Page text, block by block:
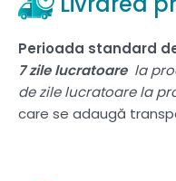
Perioada standard
7 zile lucratoarela
de zile lucratoare la
care se adaugă